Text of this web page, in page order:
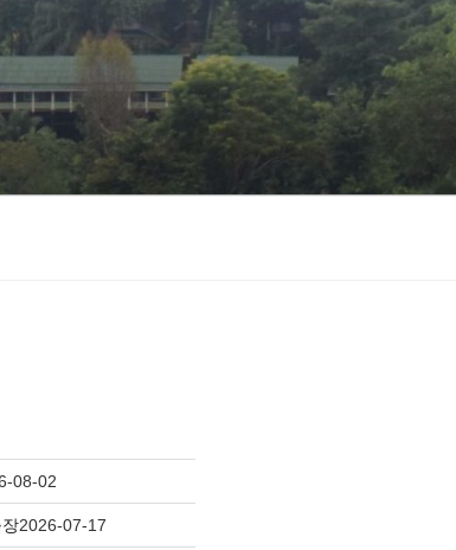
08-02
2026-07-17